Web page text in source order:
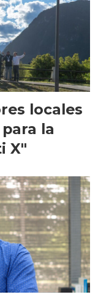
locales
la
X"